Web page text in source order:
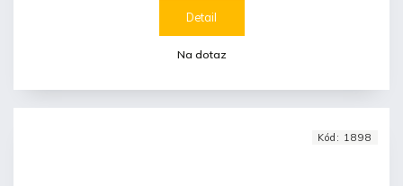
Na dotaz
Detail
Kód: 1898